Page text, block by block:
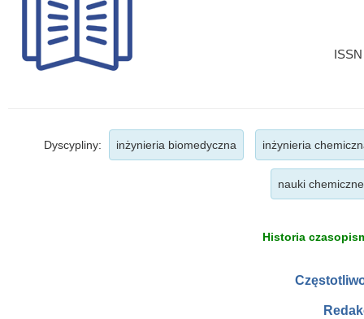
Dyscypliny: inżynieria biomedyczna inżynieria
nauki chemiczne
Historia